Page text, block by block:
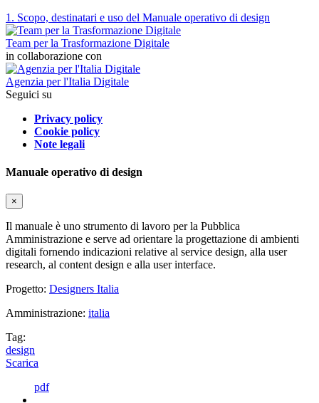
1. Scopo, destinatari e uso del Manuale operativo di design
Team per la Trasformazione Digitale
in collaborazione con
Agenzia per l'Italia Digitale
Seguici su
Privacy policy
Cookie policy
Note legali
Manuale operativo di design
×
Il manuale è uno strumento di lavoro per la Pubblica
Amministrazione e serve ad orientare la progettazione di ambienti
digitali fornendo indicazioni relative al service design, alla user
research, al content design e alla user interface.
Progetto: Designers Italia
Amministrazione: italia
Tag:
design
Scarica
pdf